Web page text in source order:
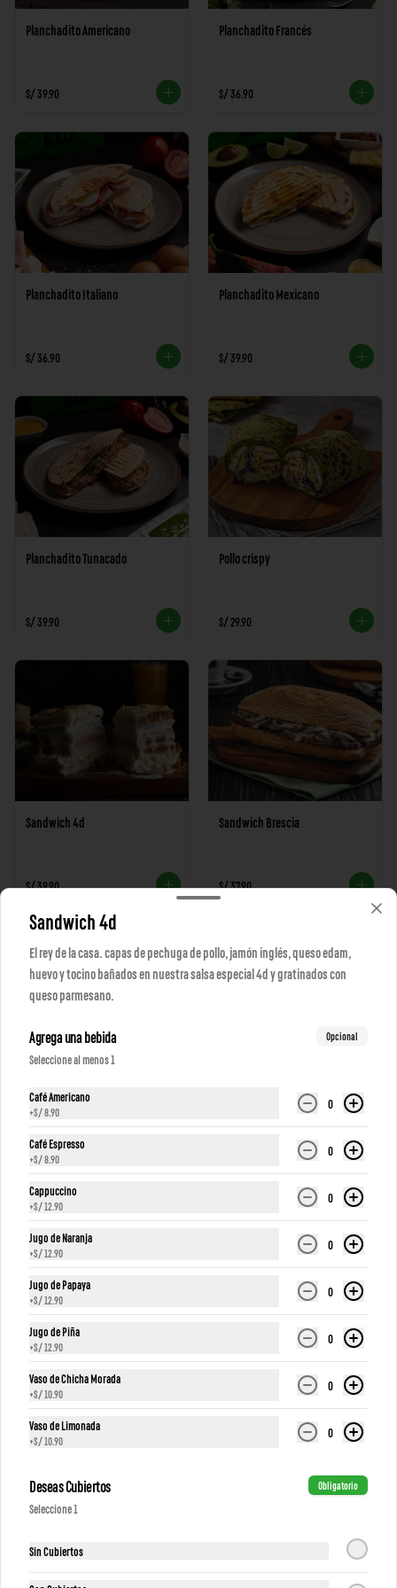
Planchadito Americano
S/ 39.90
Planchadito Francés
S/ 36.90
Planchadito Italiano
S/ 36.90
Planchadito Mexicano
S/ 39.90
Planchadito Tunacado
S/ 39.90
Pollo crispy
S/ 29.90
Sandwich 4d
S/ 39.90
Sandwich Brescia
S/ 37.90
S/ 29.90
Sandwich verona
S/ 24.90 S/ 36.90
Sandwich 4d
El rey de la casa. capas de pechuga de pollo, jamón inglés, queso edam,
huevo y tocino bañados en nuestra salsa especial 4d y gratinados con
queso parmesano.
Agrega una bebida Opcional
Seleccione al menos 1
Café Americano
+S/ 8.90
0
Café Espresso
+S/ 8.90
0
Cappuccino
+S/ 12.90
0
Jugo de Naranja
+S/ 12.90
0
Jugo de Papaya
+S/ 12.90
0
Jugo de Piña
+S/ 12.90
0
Vaso de Chicha Morada
+S/ 10.90
0
Vaso de Limonada
+S/ 10.90
0
Deseas Cubiertos Obligatorio
Seleccione 1
Sin Cubiertos